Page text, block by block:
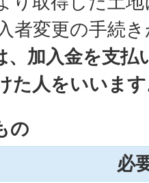
者変更の手続
、加入金を支払
た人をいいま
の
必